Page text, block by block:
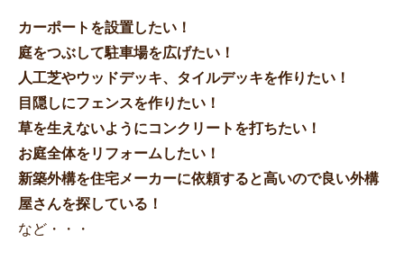
カーポートを設置したい！
庭をつぶして駐車場を広げたい！
人工芝やウッドデッキ、タイルデッキを作りたい！
目隠しにフェンスを作りたい！
草を生えないようにコンクリートを打ちたい！
お庭全体をリフォームしたい！
新築外構を住宅メーカーに依頼すると高いので良い外構
屋さんを探している！
など・・・